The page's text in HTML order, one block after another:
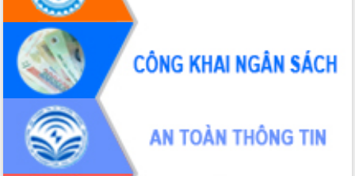
Tháo gỡ những vướng mắc, đẩy mạnh
công tác cải cách thủ tục hành chính
tại Trung tâm Phục vụ hành chính
công tỉnh
Đắk Lắk: Tôn vinh 46 giải pháp tại Hội
thi Sáng tạo Kỹ thuật 2024 - 2025
Đắk Lắk rà soát, điều chỉnh Đề án 190
về phát triển nuôi trồng thủy sản
Phó Chủ tịch UBND tỉnh Đắk Lắk
Trương Công Thái kiểm tra thực địa